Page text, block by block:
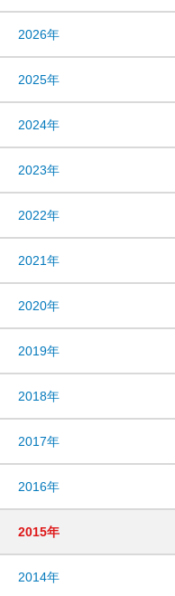
2026年
2025年
2024年
2023年
2022年
2021年
2020年
2019年
2018年
2017年
2016年
2015年
2014年